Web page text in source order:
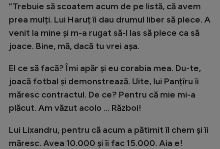
Natație
Formula 1
Gimnastică
Auto
Rugby
Ciclism
Alte sporturi
JO 2024
”Trebuie să scoatem acum de pe listă, că avem
prea mulți. Lui Haruț îi dau drumul liber să plece. A
venit la mine și m-a rugat să-l las să plece ca să
joace. Bine, mă, dacă tu vrei așa.
El ce să facă? Îmi apăr și eu corabia mea. Du-te,
joacă fotbal și demonstrează. Uite, lui Panțîru îi
măresc contractul. De ce? Pentru că mie mi-a
plăcut. Am văzut acolo ... Război!
Lui Lixandru, pentru că acum a pătimit îl chem și îi
măresc. Avea 10.000 și îi fac 15.000. Aia e!